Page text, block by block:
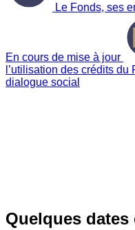
Le Fonds, ses
En cours de mise à jour
l’utilisation des crédits
dialogue social
Quelques dates